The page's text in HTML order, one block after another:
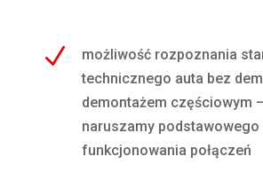
N
możliwość rozpoznania
technicznego auta bez
demontażem częściowym
naruszamy podstawowego
funkcjonowania połączeń